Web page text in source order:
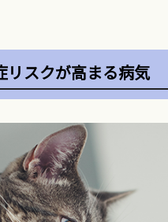
リスクが高まる病気